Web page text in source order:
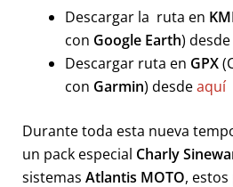
Descargar la ruta en
con Google Earth) desde
Descargar ruta en GPX
con Garmin) desdeaquí
Durante toda esta nueva
un pack especial Charly
sistemas Atlantis MOTO, estos